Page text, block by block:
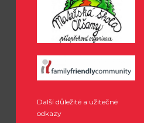
Další důležité a užitečné
odkazy